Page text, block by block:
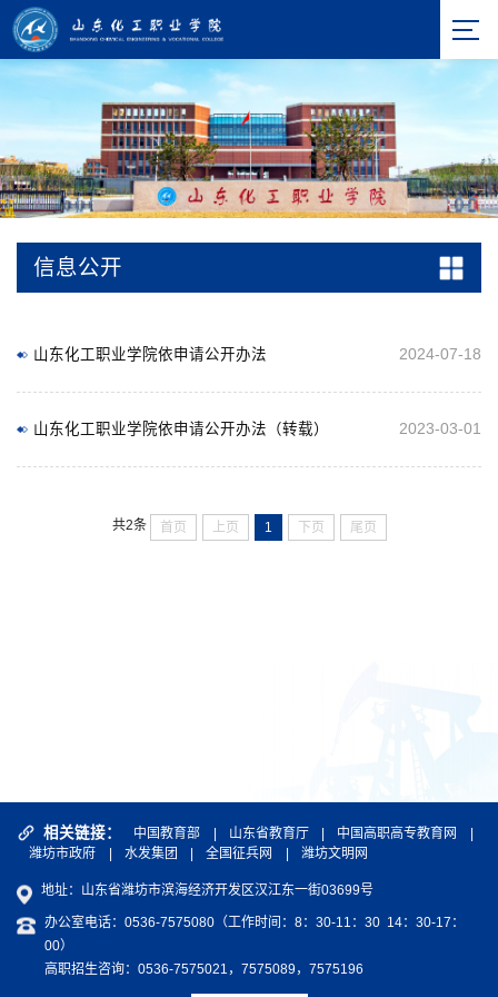
信息公开
山东化工职业学院依申请公开办法 2024-07-18
山东化工职业学院依申请公开办法（转载） 2023-03-01
共2条 首页 上页 1 下页 尾页
相关链接： 中国教育部 | 山东省教育厅 | 中国高职高专教育网
|
潍坊市政府
| 水发集团 | 全国征兵网 | 潍坊文明网
地址：山东省潍坊市滨海经济开发区汉江东一街03699号
办公室电话：0536-7575080（工作时间：8：30-11：30 14：30-17：
00）
高职招生咨询：0536-7575021，7575089，7575196